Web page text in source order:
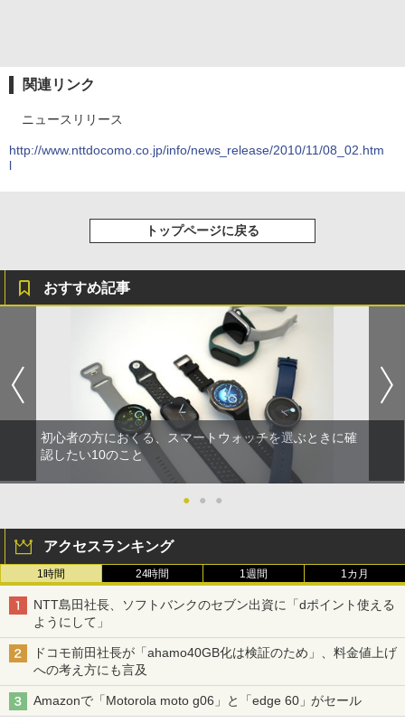
関連リンク
ニュースリリース
http://www.nttdocomo.co.jp/info/news_release/2010/11/08_02.htm
l
トップページに戻る
おすすめ記事
初心者の方におくる、スマートウォッチを選ぶときに確
認したい10のこと
● ● ●
アクセスランキング
1時間 24時間 1週間 1カ月
NTT島田社長、ソフトバンクのセブン出資に「dポイント使える
ようにして」
ドコモ前田社長が「ahamo40GB化は検証のため」、料金値上げ
への考え方にも言及
Amazonで「Motorola moto g06」と「edge 60」がセール